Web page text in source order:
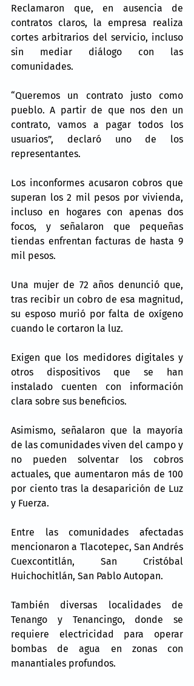
Reclamaron que, en ausencia de
contratos claros, la empresa realiza
cortes arbitrarios del servicio, incluso
sin mediar diálogo con las
comunidades.
“Queremos un contrato justo como
pueblo. A partir de que nos den un
contrato, vamos a pagar todos los
usuarios”, declaró uno de los
representantes.
Los inconformes acusaron cobros que
superan los 2 mil pesos por vivienda,
incluso en hogares con apenas dos
focos, y señalaron que pequeñas
tiendas enfrentan facturas de hasta 9
mil pesos.
Una mujer de 72 años denunció que,
tras recibir un cobro de esa magnitud,
su esposo murió por falta de oxígeno
cuando le cortaron la luz.
Exigen que los medidores digitales y
otros dispositivos que se han
instalado cuenten con información
clara sobre sus beneficios.
Asimismo, señalaron que la mayoría
de las comunidades viven del campo y
no pueden solventar los cobros
actuales, que aumentaron más de 100
por ciento tras la desaparición de Luz
y Fuerza.
Entre las comunidades afectadas
mencionaron a Tlacotepec, San Andrés
Cuexcontitlán, San Cristóbal
Huichochitlán, San Pablo Autopan.
También diversas localidades de
Tenango y Tenancingo, donde se
requiere electricidad para operar
bombas de agua en zonas con
manantiales profundos.